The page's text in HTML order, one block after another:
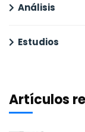
Análisis
Estudios
Artículos